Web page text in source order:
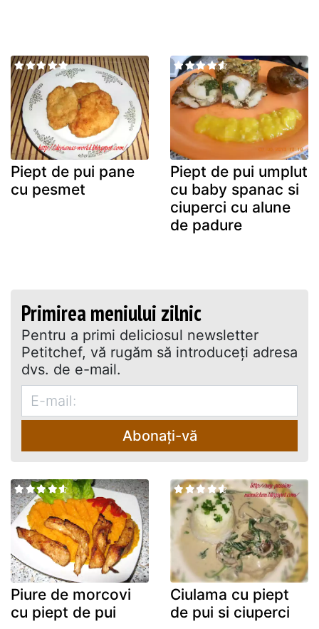
Piept de pui pane
cu pesmet
Piept de pui umplut
cu baby spanac si
ciuperci cu alune
de padure
Primirea meniului zilnic
Pentru a primi deliciosul newsletter
Petitchef, vă rugăm să introduceţi adresa
dvs. de e-mail.
Abonați-vă
Piure de morcovi
cu piept de pui
Ciulama cu piept
de pui si ciuperci